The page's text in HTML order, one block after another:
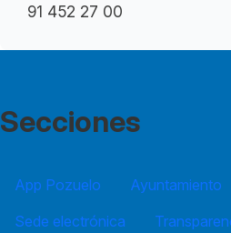
91 452 27 00
Secciones
App Pozuelo Ayuntamiento
Sede electrónica